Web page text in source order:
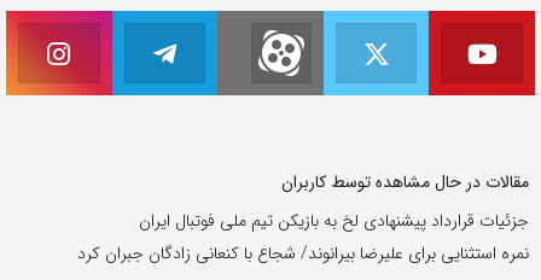
مقالات در حال مشاهده توسط کاربران
جزئیات قرارداد پیشنهادی لخ به بازیکن تیم ملی فوتبال ایران
نمره استثنایی برای علیرضا بیرانوند/ شجاع با کنعانی زادگان جبران کرد